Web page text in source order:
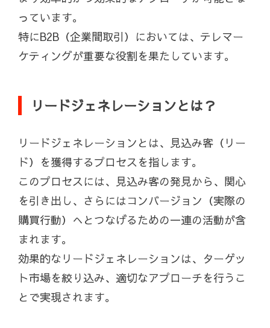
っています。
特にB2B（企業間取引）においては、テレマー
ケティングが重要な役割を果たしています。
リードジェネレーションとは？
リードジェネレーションとは、見込み客（リー
ド）を獲得するプロセスを指します。
このプロセスには、見込み客の発見から、関心
を引き出し、さらにはコンバージョン（実際の
購買行動）へとつなげるための一連の活動が含
まれます。
効果的なリードジェネレーションは、ターゲッ
ト市場を絞り込み、適切なアプローチを行うこ
とで実現されます。